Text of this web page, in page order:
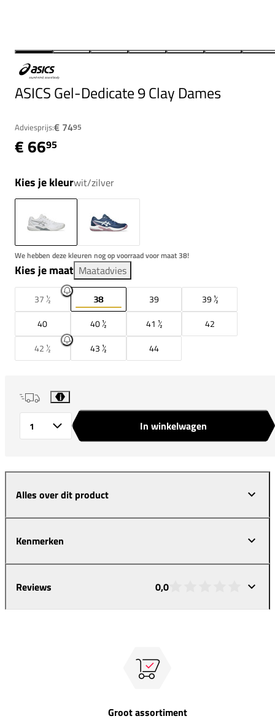
ASICS Gel-Dedicate 9 Clay Dames
Adviesprijs:€ 7495
€ 6695
Kies je kleurwit/zilver
We hebben deze kleuren nog op voorraad voor maat 38!
Kies je maat Maatadvies
37 ½ 38 39
39 ½
40
40 ½ 41 ½
42
42 ½
43 ½ 44
i
In winkelwagen
Alles over dit product
Kenmerken
Reviews 0,0
Groot assortiment